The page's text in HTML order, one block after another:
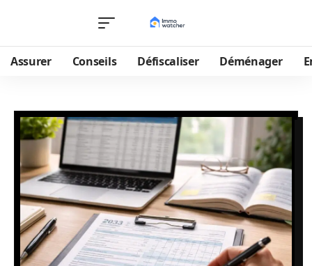
Assurer Conseils Défiscaliser Déménager